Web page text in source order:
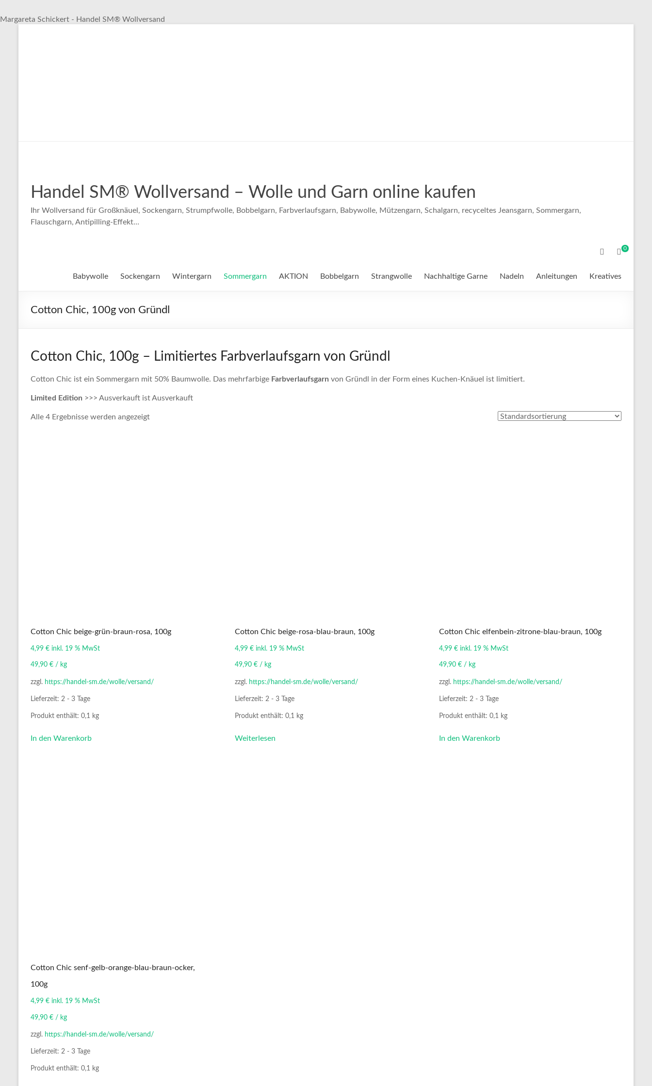
Margareta Schickert - Handel SM® Wollversand
Handel SM® Wollversand – Wolle und Garn online kaufen
Ihr Wollversand für Großknäuel, Sockengarn, Strumpfwolle, Bobbelgarn, Farbverlaufsgarn, Babywolle, Mützengarn, Schalgarn, recyceltes Jeansgarn, Sommergarn,
Flauschgarn, Antipilling-Effekt…
0
Babywolle Sockengarn Wintergarn Sommergarn AKTION Bobbelgarn Strangwolle Nachhaltige Garne Nadeln Anleitungen Kreatives
Cotton Chic, 100g von Gründl
Cotton Chic, 100g – Limitiertes Farbverlaufsgarn von Gründl
Cotton Chic ist ein Sommergarn mit 50% Baumwolle. Das mehrfarbige Farbverlaufsgarn von Gründl in der Form eines Kuchen-Knäuel ist limitiert.
Limited Edition >>> Ausverkauft ist Ausverkauft
Alle 4 Ergebnisse werden angezeigt
Cotton Chic beige-grün-braun-rosa, 100g
4,99 € inkl. 19 % MwSt
49,90 € / kg
zzgl. https://handel-sm.de/wolle/versand/
Lieferzeit: 2 - 3 Tage
Produkt enthält: 0,1 kg
In den Warenkorb
Cotton Chic beige-rosa-blau-braun, 100g
4,99 € inkl. 19 % MwSt
49,90 €/ kg
zzgl. https://handel-sm.de/wolle/versand/
Lieferzeit: 2 - 3 Tage
Produkt enthält: 0,1 kg
Weiterlesen
Cotton Chic elfenbein-zitrone-blau-braun, 100g
4,99 € inkl. 19 % MwSt
49,90 €/ kg
zzgl. https://handel-sm.de/wolle/versand/
Lieferzeit: 2 - 3 Tage
Produkt enthält: 0,1 kg
In den Warenkorb
Cotton Chic senf-gelb-orange-blau-braun-ocker,
100g
4,99 € inkl. 19 % MwSt
49,90 € / kg
zzgl. https://handel-sm.de/wolle/versand/
Lieferzeit: 2 - 3 Tage
Produkt enthält: 0,1 kg